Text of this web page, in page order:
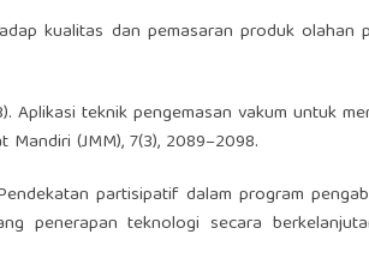
kualitas dan pemasaran produk olahan
Aplikasi teknik pengemasan vakum untuk
(JMM), 7(3), 2089–2098.
partisipatif dalam program
penerapan teknologi secara